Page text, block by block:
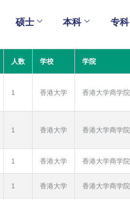
硕士 本科 专科
人数 学校 学院
1 香港大学 香港大学商学院
1 香港大学 香港大学商学院
1 香港大学 香港大学商学院
1 香港大学 香港大学商学院